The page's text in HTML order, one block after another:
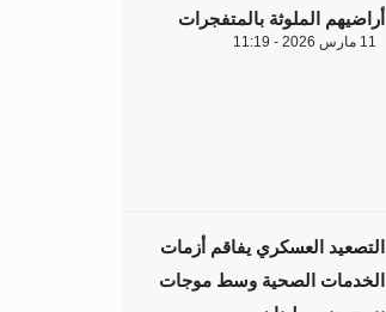
أراضيهم الملوثة بالمتفجرات
11 مارس 2026 - 11:19
التصعيد العسكري يفاقم أزمات
الخدمات الصحية وسط موجات